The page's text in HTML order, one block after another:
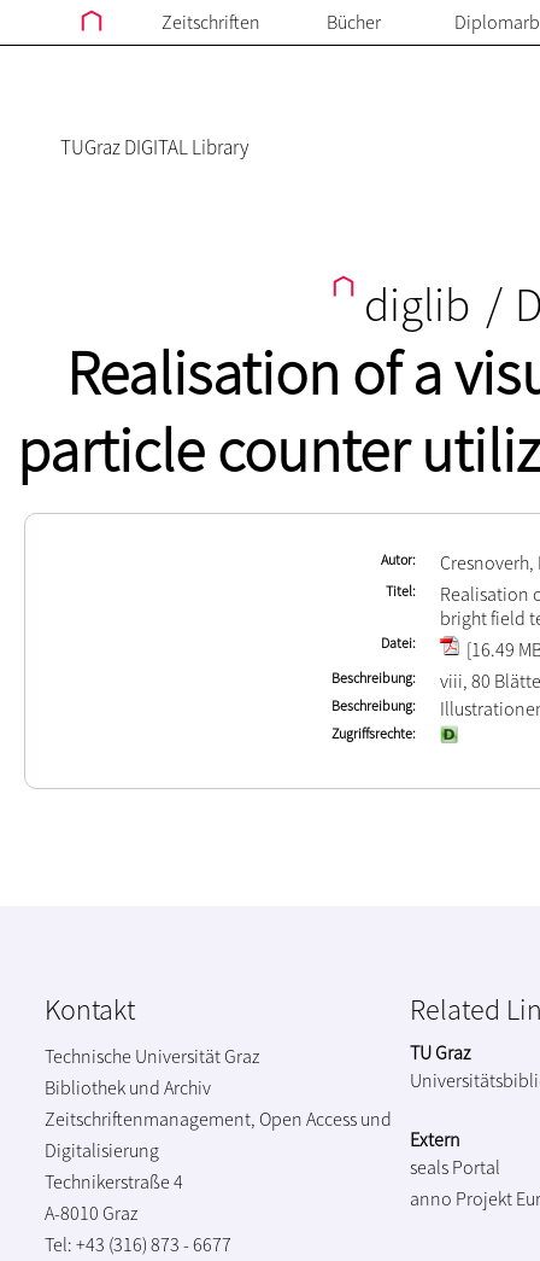
Zeitschriften Bücher
TUGraz DIGITAL Library
diglib /
Realisation of a
particle counter
Autor
Titel
Realisation
bright field
Datei [16.49
Beschreibung viii, 80
Beschreibung
Zugriffsrechte
Kontakt
Technische Universität Graz
Bibliothek und Archiv
Zeitschriftenmanagement, Open Access und
Digitalisierung
Technikerstraße 4
A-8010 Graz
Tel: +43 (316) 873 - 6677
Related
TU Graz
Extern
seals Portal
anno Projekt